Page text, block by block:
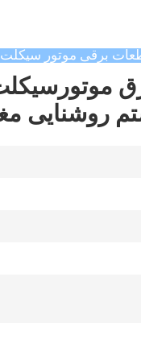
برقی موتور سیکلت